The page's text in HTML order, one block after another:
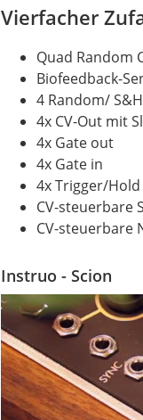
Vierfacher
Quad Random
Biofeedback-
4 Random/
4x CV-Out mit
4x Gate out
4x Gate in
4x Trigger/
CV-steuerbare
CV-steuerbare
Instruo - Scion